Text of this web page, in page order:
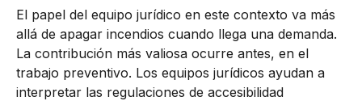
El papel del equipo jurídico en este contexto va más
allá de apagar incendios cuando llega una demanda.
La contribución más valiosa ocurre antes, en el
trabajo preventivo. Los equipos jurídicos ayudan a
interpretar las regulaciones de accesibilidad